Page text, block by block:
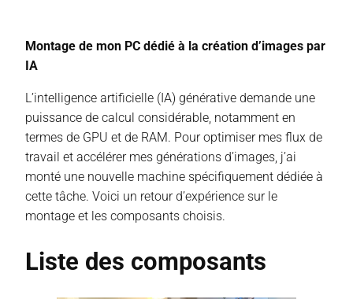
Montage de mon PC dédié à la création d’images par
IA
L’intelligence artificielle (IA) générative demande une
puissance de calcul considérable, notamment en
termes de GPU et de RAM. Pour optimiser mes flux de
travail et accélérer mes générations d’images, j’ai
monté une nouvelle machine spécifiquement dédiée à
cette tâche. Voici un retour d’expérience sur le
montage et les composants choisis.
Liste des composants